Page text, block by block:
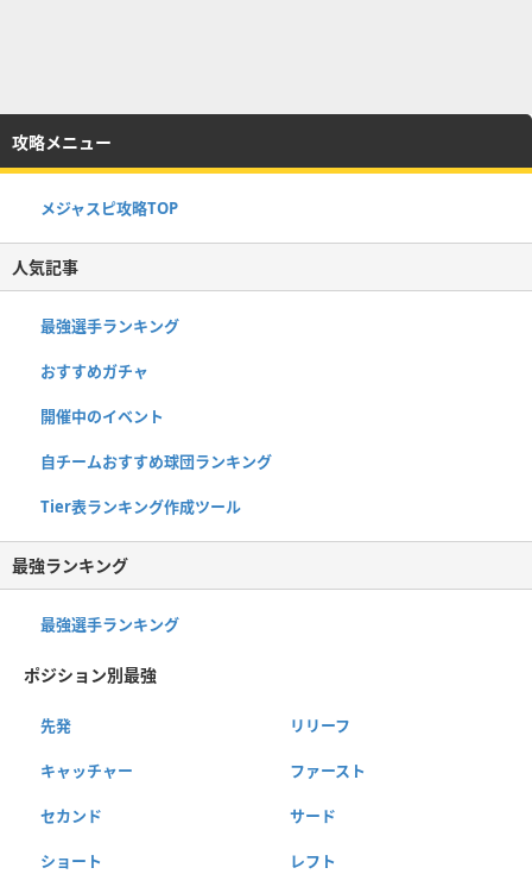
攻略メニュー
メジャスピ攻略TOP
人気記事
最強選手ランキング
おすすめガチャ
開催中のイベント
自チームおすすめ球団ランキング
Tier表ランキング作成ツール
最強ランキング
最強選手ランキング
ポジション別最強
先発 リリーフ
キャッチャー ファースト
セカンド サード
ショート レフト